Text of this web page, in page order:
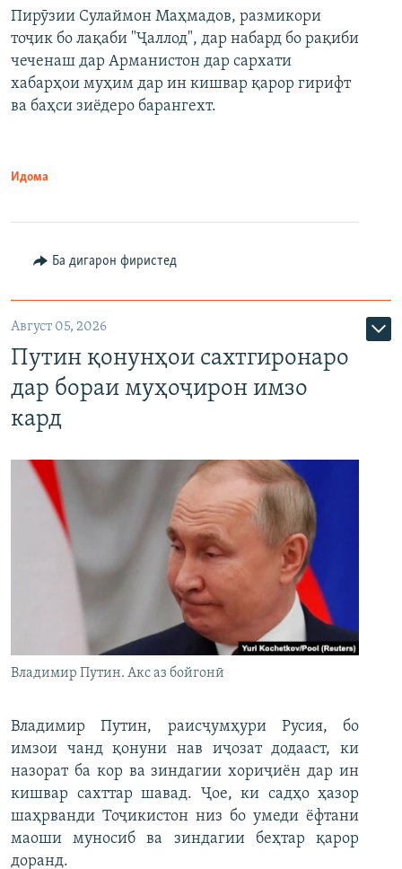
Auto 240p 360p 480p
720p 1080p
360p
480p
Пирӯзии Сулаймон Маҳмадов, размикори
тоҷик бо лақаби "Ҷаллод", дар набард бо рақиби
чеченаш дар Арманистон дар сархати
хабарҳои муҳим дар ин кишвар қарор гирифт
ва баҳси зиёдеро барангехт.
Идома
Ба дигарон фиристед
Август 05, 2026
Путин қонунҳои сахтгиронаро
дар бораи муҳоҷирон имзо
кард
Владимир Путин. Акс аз бойгонӣ
Владимир Путин, раисҷумҳури Русия, бо
имзои чанд қонуни нав иҷозат додааст, ки
назорат ба кор ва зиндагии хориҷиён дар ин
кишвар сахттар шавад. Ҷое, ки садҳо ҳазор
шаҳрванди Тоҷикистон низ бо умеди ёфтани
маоши муносиб ва зиндагии беҳтар қарор
доранд.